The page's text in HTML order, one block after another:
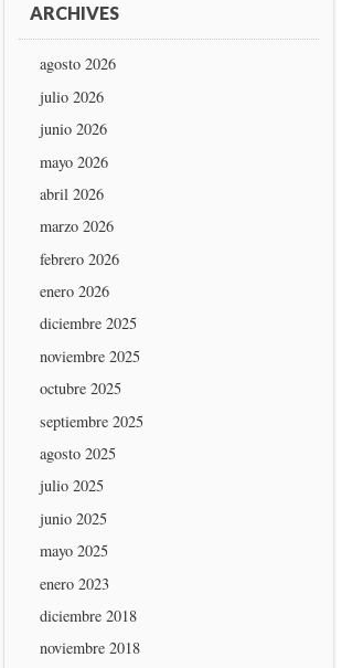
ARCHIVES
agosto 2026
julio 2026
junio 2026
mayo 2026
abril 2026
marzo 2026
febrero 2026
enero 2026
diciembre 2025
noviembre 2025
octubre 2025
septiembre 2025
agosto 2025
julio 2025
junio 2025
mayo 2025
enero 2023
diciembre 2018
noviembre 2018